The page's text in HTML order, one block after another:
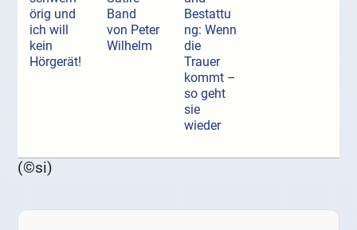
örig und
ich will
kein
Hörgerät!
Band
von Peter
Wilhelm
Bestattu
ng: Wenn
die
Trauer
kommt –
so geht
sie
wieder
(©si)